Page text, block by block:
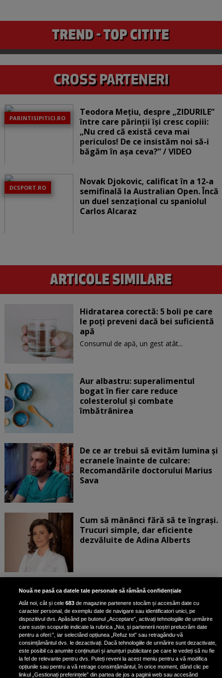
PARINTISIPITICI.RO
Teodora Mețiu, despre „ZIDURILE”
între care părinții își cresc copiii:
„Nu cred că există ceva mai
periculos! De ce insistăm noi să-i
băgăm în așa ceva?” / VIDEO
DCSPORT.RO
Novak Djokovic, calificat în a 12-a
semifinală la Australian Open. Încă
un duel senzațional cu spaniolul
Carlos Alcaraz
Hidratarea corectă: 5 boli pe care
le poți preveni dacă bei suficientă
apă
Consumul de apă, un gest atât...
Aur albastru: superalimentul
bogat în fier care reduce
colesterolul și combate
îmbătrânirea
De ce ar trebui să evităm lumina și
ecranele înainte de culcare:
Recomandările doctorului Marius
Sava
Cum să mânânci fără să te îngrași.
Trucuri simple, dar eficiente
dezvăluite de Adina Alberts
Exercițiul fizic poate reduce
mortalitatea în cazul a șase tipuri
de cancer, potrivit unui nou raport
Condimentul cu proprietăți
antiinflamatorii care reduce
Nouă ne pasă ca datele tale personale să rămână confidențiale
Atât noi, cât și cele683 de magazine partenere stocăm și accesăm date cu
caracter personal, de exemplu date de navigare sau identificatori unici, pe
dispozitivul dvs. Apăsând pe butonul „Acceptare”, activați tehnologiile de urmărire
care susțin scopurile indicate la rubrica „Noi, și partenerii noștri prelucrăm date
pentru a oferi:”, iar selectând opțiunea „Refuz tot” sau retragându-vă
consimțământul dvs. le dezactivați. Dacă tehnologiile de urmărire sunt dezactivate,
este posibil ca anumite conținuturi și anunțuri publicitare pe care le vedeți să nu fie
la fel de relevante pentru dvs. Puteți reveni la acest meniu pentru a vă modifica
opțiunile sau pentru a vă retrage consimțământul, în orice moment, dând clic pe
linkul „Gestionați preferințele” din partea de jos a paginii web sau accesând